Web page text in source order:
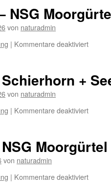
–
NSG
von naturadmin
| Kommentare deaktiviertfür
–
+
von naturadmin
| Kommentare deaktiviertfür
–
Moorgürtel
von naturadmin
| Kommentare deaktiviertfür